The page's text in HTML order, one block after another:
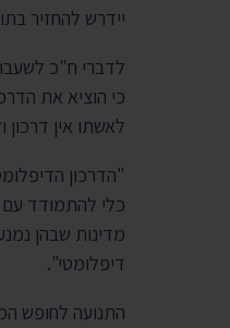
יידרש להחזיר
לדברי ח"כ
כי הוציא את
לאשתו אין
"הדרכון
כלי להתמודד עם
מדינות שבהן
דיפלומטי".